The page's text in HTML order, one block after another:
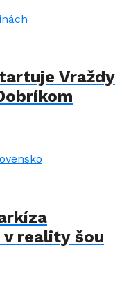
Vraždy
v reality šou